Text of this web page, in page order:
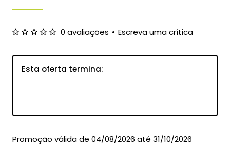
0 avaliações • Escreva uma crítica
Esta oferta termina:
Promoção válida de 04/08/2026 até 31/10/2026